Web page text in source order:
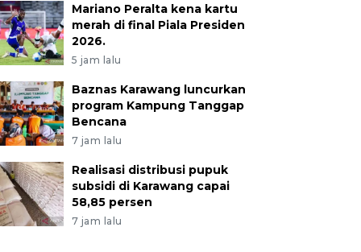
Mariano Peralta kena kartu
merah di final Piala Presiden
2026.
5 jam lalu
Baznas Karawang luncurkan
program Kampung Tanggap
Bencana
7 jam lalu
Realisasi distribusi pupuk
subsidi di Karawang capai
58,85 persen
7 jam lalu